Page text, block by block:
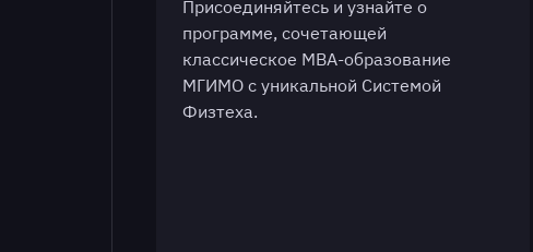
Присоединяйтесь и узнайте о
программе, сочетающей
классическое МВА-образование
МГИМО с уникальной Системой
Физтеха.